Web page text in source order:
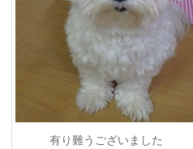
有り難うございました